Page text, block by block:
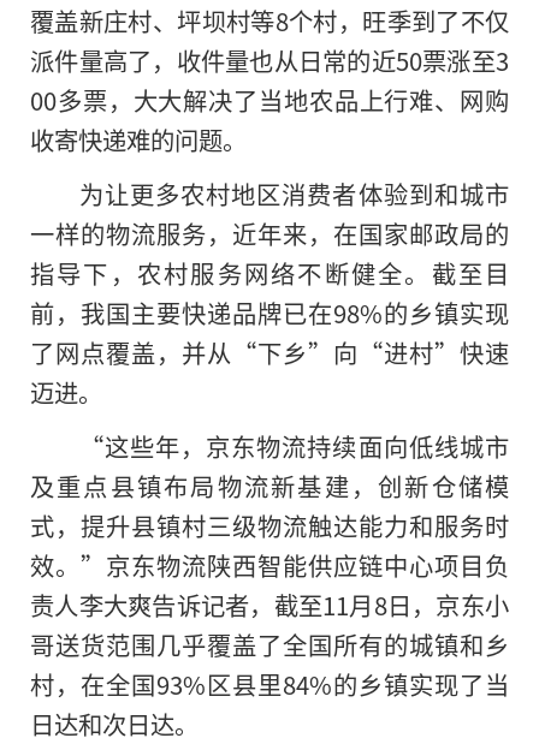
覆盖新庄村、坪坝村等8个村，旺季到了不仅
派件量高了，收件量也从日常的近50票涨至3
00多票，大大解决了当地农品上行难、网购
收寄快递难的问题。
为让更多农村地区消费者体验到和城市
一样的物流服务，近年来，在国家邮政局的
指导下，农村服务网络不断健全。截至目
前，我国主要快递品牌已在98%的乡镇实现
了网点覆盖，并从“下乡”向“进村”快速
迈进。
“这些年，京东物流持续面向低线城市
及重点县镇布局物流新基建，创新仓储模
式，提升县镇村三级物流触达能力和服务时
效。”京东物流陕西智能供应链中心项目负
责人李大爽告诉记者，截至11月8日，京东小
哥送货范围几乎覆盖了全国所有的城镇和乡
村，在全国93%区县里84%的乡镇实现了当
日达和次日达。